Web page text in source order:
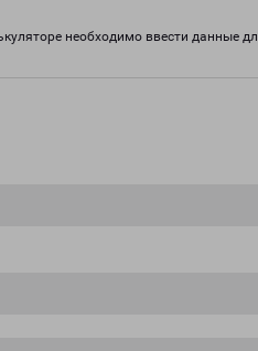
необходимо ввести данные